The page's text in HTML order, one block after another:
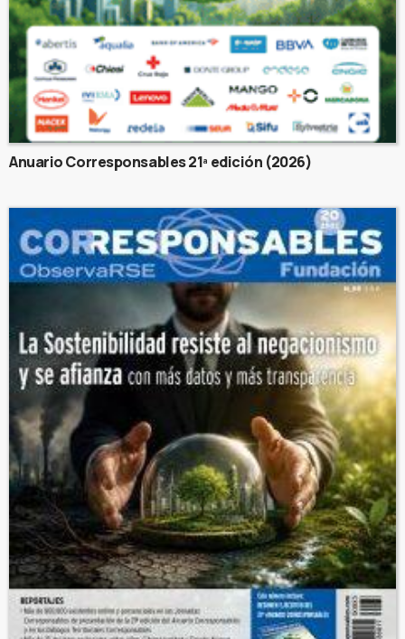
Anuario Corresponsables 21ª edición (2026)